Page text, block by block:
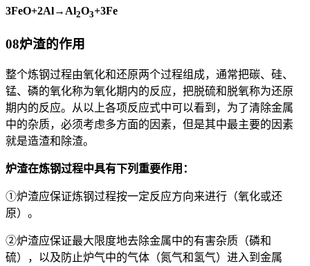
3FeO+2Al→Al2O3+3Fe
08炉渣的作用
整个炼钢过程由氧化和还原两个过程组成，通常把碳、硅、
锰、磷的氧化称为氧化期内的反应，把脱硫和脱氧称为还原
期内的反应。从以上各项反应式中可以看到，为了清除金属
中的杂质，必须考虑多方面的因素，但是其中最主要的因素
就是造渣和除渣。
炉渣在炼钢过程中具有下列重要作用：
①炉渣应保证炼钢过程按一定反应方向来进行（氧化或还
原）。
②炉渣应保证最大限度地去除金属中的有害杂质（磷和
硫），以及防止炉气中的气体（氮气和氢气）进入到金属